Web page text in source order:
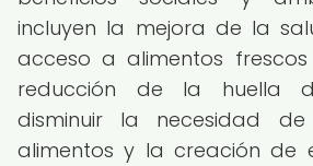
incluyen la mejora de la
acceso a alimentos
reducción de la huella
disminuir la necesidad
alimentos y la creación de